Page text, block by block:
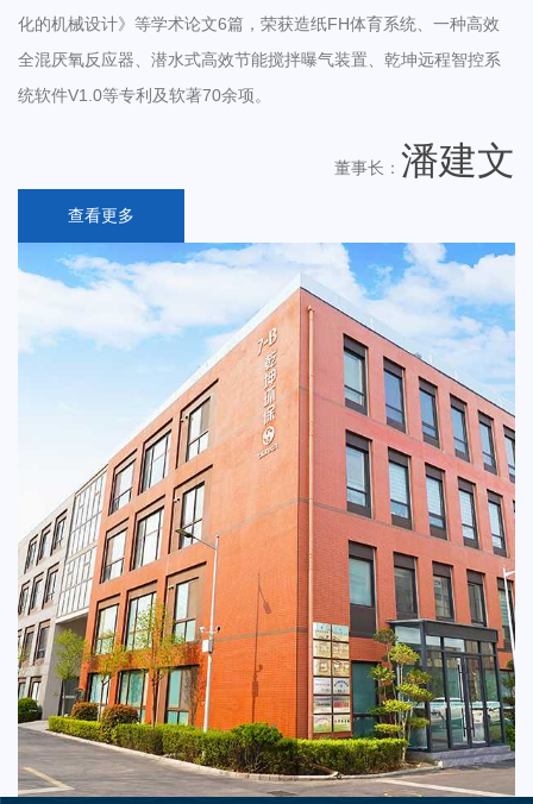
odorous water , smart environmental protection,
online monitoring, biological deodorization, VOCs
treatment, and the manufacturing of complete sets of
dehydrators, DAF machines, sludge scrapers,
equipment, coarse and fine screens, biological
filters, disinfection equipment, ozone equipment,
various filtering equipment, dosing devices,
anaerobic towers, Fenton towers, spiral conveyors,
pulp extruding equipment, pulp and paper making
non-standard processing equipment, etc.).
With high-quality products, the company has
established its independent brand, and its products
are exported to over 70 countries and regions in
Asia, Africa, Europe, Oceania, North America, and
South America.
Qiankun Environmental Protection holds the
titles of "National High-tech Enterprise," "National
Technology-based SME," "Specialized and
Sophisticated" SME in Henan Province, as well as
化的机械设计》等学术论文6篇，荣获造纸FH体育系统、一种高效
全混厌氧反应器、潜水式高效节能搅拌曝气装置、乾坤远程智控系
统软件V1.0等专利及软著70余项。
董事长： 潘建文
查看更多